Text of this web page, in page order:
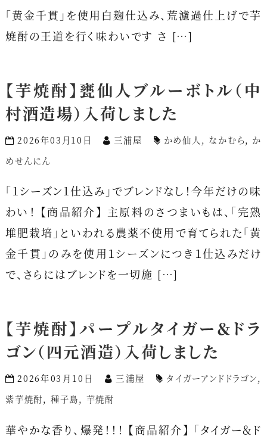
「黄金千貫」を使用白麹仕込み、荒濾過仕上げで芋
焼酎の王道を行く味わいです さ […]
【芋焼酎】甕仙人ブルーボトル（中
村酒造場）入荷しました
2026年03月10日 三浦屋 かめ仙人 , なかむら, か
めせんにん
「１シーズン１仕込み」でブレンドなし！今年だけの味
わい！ 【商品紹介】 主原料のさつまいもは、「完熟
堆肥栽培」といわれる農薬不使用で育てられた「黄
金千貫」のみを使用１シーズンにつき１仕込みだけ
で、さらにはブレンドを一切施 […]
【芋焼酎】パープルタイガー＆ドラ
ゴン（四元酒造）入荷しました
2026年03月10日 三浦屋 タイガーアンドドラゴン,
紫芋焼酎, 種子島, 芋焼酎
華やかな香り、爆発！！！ 【商品紹介】 「タイガー＆ド